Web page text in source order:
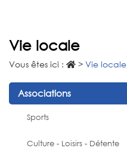
Vie locale
Vous êtes ici : > Vie locale
Associations
Sports
Culture - Loisirs - Détente